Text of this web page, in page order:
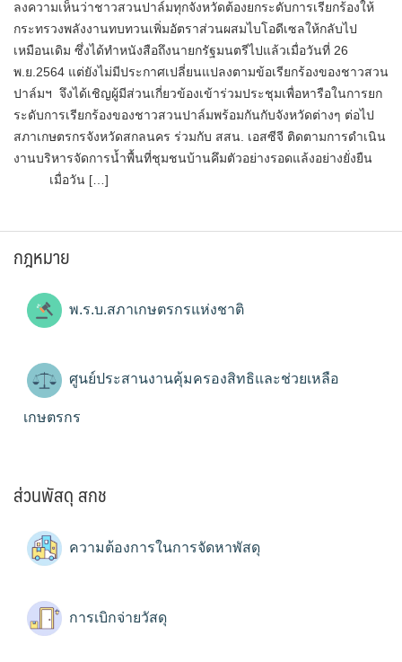
ลงความเห็นว่าชาวสวนปาล์มทุกจังหวัดต้องยกระดับการเรียกร้องให้
กระทรวงพลังงานทบทวนเพิ่มอัตราส่วนผสมไบโอดีเซลให้กลับไป
เหมือนเดิม ซึ่งได้ทำหนังสือถึงนายกรัฐมนตรีไปแล้วเมื่อวันที่ 26
พ.ย.2564 แต่ยังไม่มีประกาศเปลี่ยนแปลงตามข้อเรียกร้องของชาวสวน
ปาล์มฯ จึงได้เชิญผู้มีส่วนเกี่ยวข้องเข้าร่วมประชุมเพื่อหารือในการยก
ระดับการเรียกร้องของชาวสวนปาล์มพร้อมกันกับจังหวัดต่างๆ ต่อไป
สภาเกษตรกรจังหวัดสกลนคร ร่วมกับ สสน. เอสซีจี ติดตามการดำเนิน
งานบริหารจัดการน้ำพื้นที่ชุมชนบ้านคึมตัวอย่างรอดแล้งอย่างยั่งยืน
เมื่อวัน […]
กฎหมาย
พ.ร.บ.สภาเกษตรกรแห่งชาติ
ศูนย์ประสานงานคุ้มครองสิทธิและช่วยเหลือ
เกษตรกร
ส่วนพัสดุ สกช
ความต้องการในการจัดหาพัสดุ
การเบิกจ่ายวัสดุ